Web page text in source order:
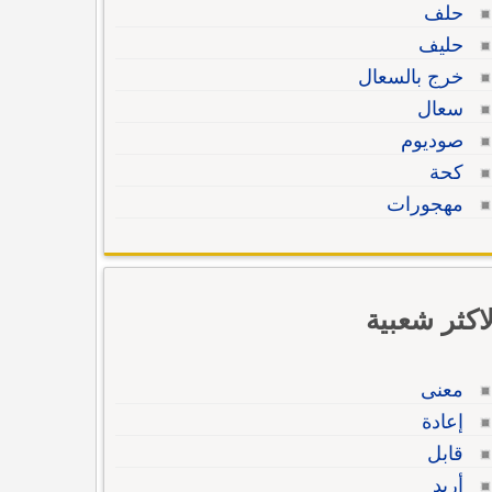
حلف
حليف
خرج بالسعال
سعال
صوديوم
كحة
مهجورات
شعبية
معنى
إعادة
قابل
أريد